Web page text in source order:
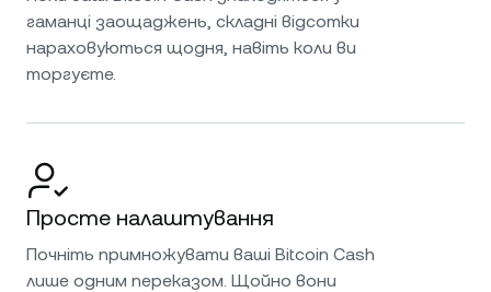
гаманці заощаджень, складні відсотки
нараховуються щодня, навіть коли ви
торгуєте.
Просте налаштування
Почніть примножувати ваші Bitcoin Cash
лише одним переказом. Щойно вони